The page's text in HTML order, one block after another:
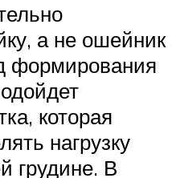
а не ошейник
формирования
которая
нагрузку
грудине. В